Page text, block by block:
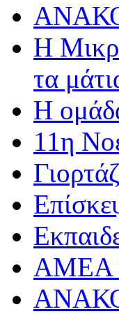
Η
τα
Η
11η
AMEA